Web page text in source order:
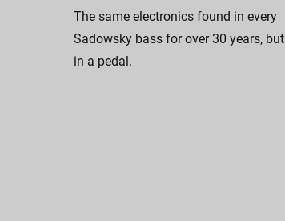
The same electronics found in every
Sadowsky bass for over 30 years, but
in a pedal.